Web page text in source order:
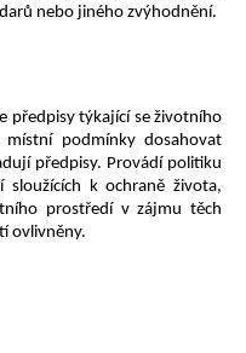
nebo jiného zvýhodnění.
předpisy týkající se životního
podmínky dosahovat
předpisy. Provádí politiku
sloužících k ochraně života,
prostředí v zájmu těch
ovlivněny.